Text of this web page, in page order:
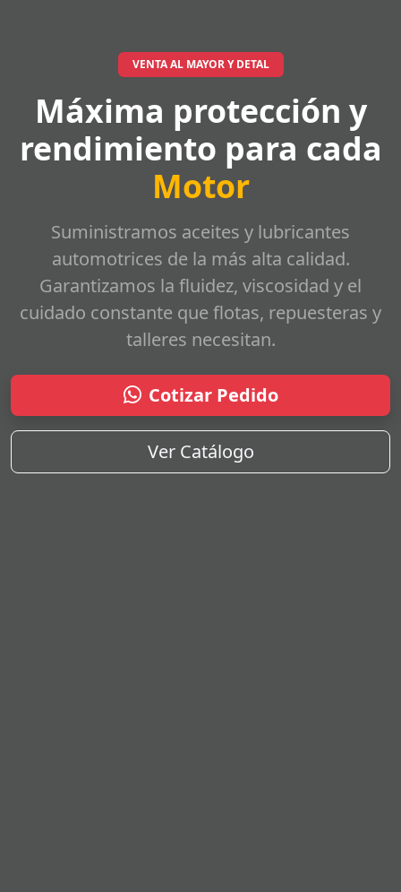
VENTA AL MAYOR Y DETAL
Máxima protección y
rendimiento para cada
Motor
Suministramos aceites y lubricantes
automotrices de la más alta calidad.
Garantizamos la fluidez, viscosidad y el
cuidado constante que flotas, repuesteras y
talleres necesitan.
Cotizar Pedido
Ver Catálogo